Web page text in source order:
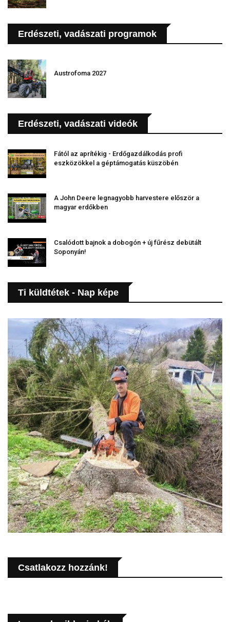
Erdészeti, vadászati programok
Austrofoma 2027
Erdészeti, vadászati videók
Fától az aprítékig - Erdőgazdálkodás profi
eszközökkel a géptámogatás küszöbén
A John Deere legnagyobb harvestere először a
magyar erdőkben
Csalódott bajnok a dobogón + új fűrész debütált
Soponyán!
Ti küldtétek - Nap képe
Csatlakozz hozzánk!